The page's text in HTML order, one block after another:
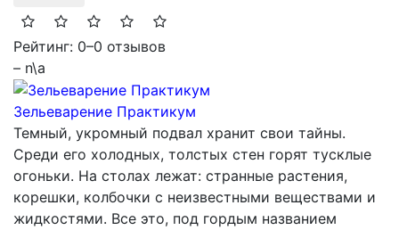
Рейтинг: 0–0 отзывов
– n\a
Зельеварение Практикум
Темный, укромный подвал хранит свои тайны.
Среди его холодных, толстых стен горят тусклые
огоньки. На столах лежат: странные растения,
корешки, колбочки с неизвестными веществами и
жидкостями. Все это, под гордым названием